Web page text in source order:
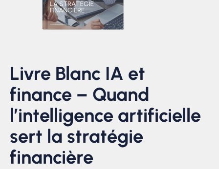
Livre Blanc IA et
finance – Quand
l’intelligence artificielle
sert la stratégie
financière